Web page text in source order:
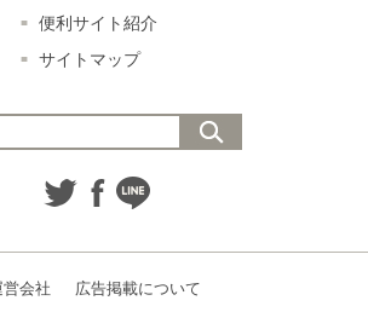
便利サイト紹介
サイトマップ
会社 広告掲載について